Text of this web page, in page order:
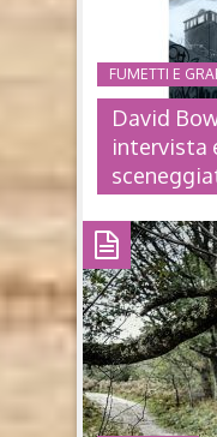
FUMETTI E
David
intervista
DAVID
Ho lasciato ogni
atti
Mattia Tassaro